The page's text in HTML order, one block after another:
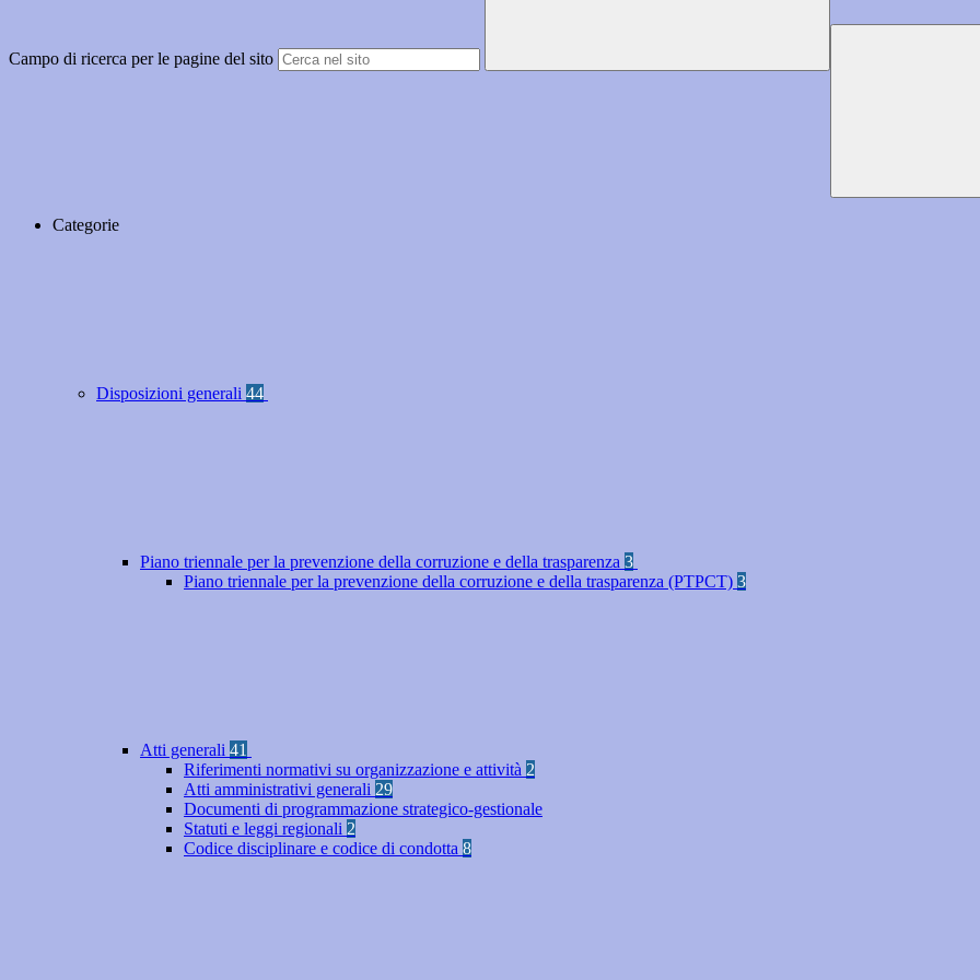
Campo di ricerca per le pagine del sito
Categorie
Disposizioni generali 44
Piano triennale per la prevenzione della corruzione e della trasparenza 3
Piano triennale per la prevenzione della corruzione e della trasparenza (PTPCT) 3
Atti generali 41
Riferimenti normativi su organizzazione e attività 2
Atti amministrativi generali 29
Documenti di programmazione strategico-gestionale
Statuti e leggi regionali 2
Codice disciplinare e codice di condotta 8